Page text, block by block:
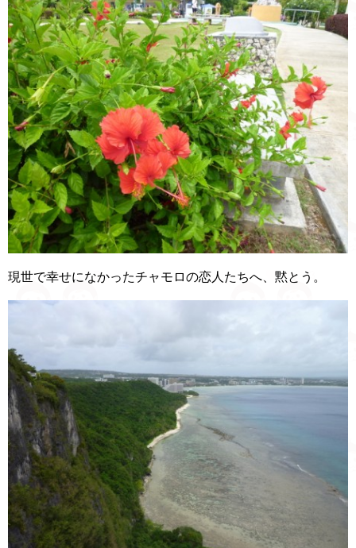
現世で幸せになかったチャモロの恋人たちへ、黙とう。